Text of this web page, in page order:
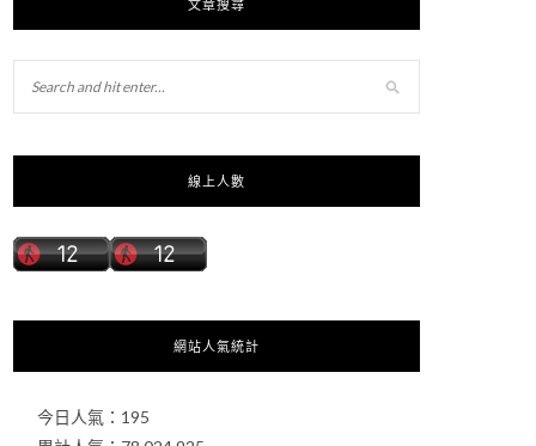
文章搜尋
線上人數
網站人氣統計
今日人氣： 195